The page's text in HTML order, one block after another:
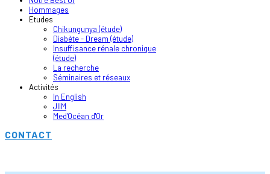
Hommages
Etudes
Chikungunya (étude)
Diabète - Dream (étude)
Insuffisance rénale chronique
(étude)
La recherche
Séminaires et réseaux
Activités
In English
JIIM
Med'Océan d'Or
CONTACT